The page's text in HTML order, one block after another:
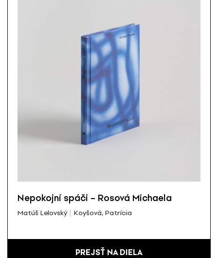
Nepokojní spáči – Rosová Michaela
Matúš Lelovský Koyšová, Patrícia
PREJSŤ NA DIELA